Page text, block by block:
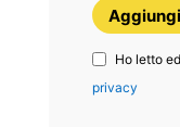
Ho letto
privacy